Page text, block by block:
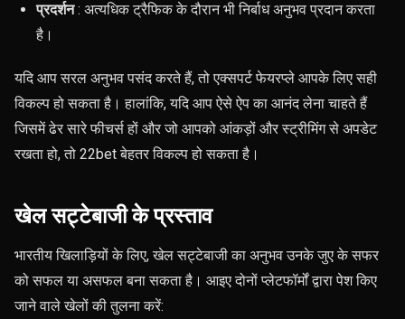
प्रदर्शन: अत्यधिक ट्रैफिक के दौरान भी निर्बाध अनुभव प्रदान करता
है।
यदि आप सरल अनुभव पसंद करते हैं, तो एक्सपर्ट फेयरप्ले आपके लिए सही
विकल्प हो सकता है। हालांकि, यदि आप ऐसे ऐप का आनंद लेना चाहते हैं
जिसमें ढेर सारे फीचर्स हों और जो आपको आंकड़ों और स्ट्रीमिंग से अपडेट
रखता हो, तो 22bet बेहतर विकल्प हो सकता है।
खेल सट्टेबाजी के प्रस्ताव
भारतीय खिलाड़ियों के लिए, खेल सट्टेबाजी का अनुभव उनके जुए के सफर
को सफल या असफल बना सकता है। आइए दोनों प्लेटफॉर्मों द्वारा पेश किए
जाने वाले खेलों की तुलना करें: